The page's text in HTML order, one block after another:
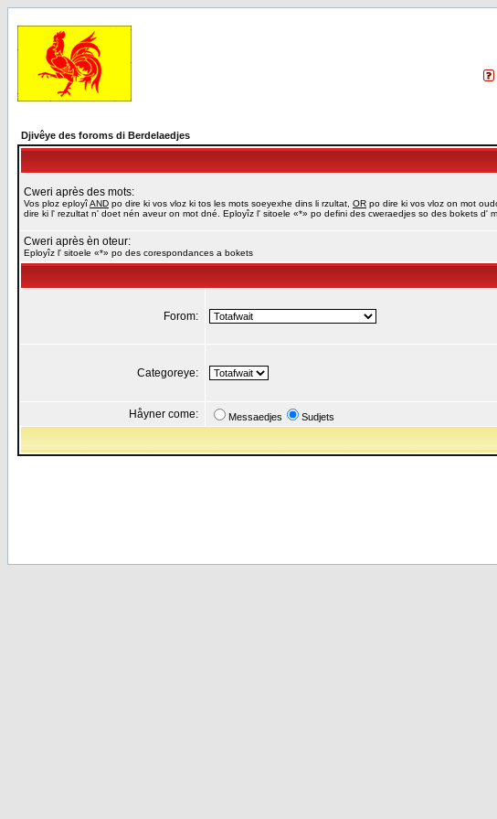
Djivêye des foroms di Berdelaedjes
Cweri après des mots:
Vos ploz eployîAND po dire ki vos vloz ki tos les mots soeyexhe dins li rzultat, OR po dire ki vos vloz on mot
dire ki l' rezultat n' doet nén aveur on mot dné. Eployîz l' sitoele «*» po defini des cweraedjes so des bokets d'
Cweri après èn oteur:
Eployîz l' sitoele «*» po des corespondances a bokets
Forom:
Categoreye:
Håyner come: Messaedjes Sudjets